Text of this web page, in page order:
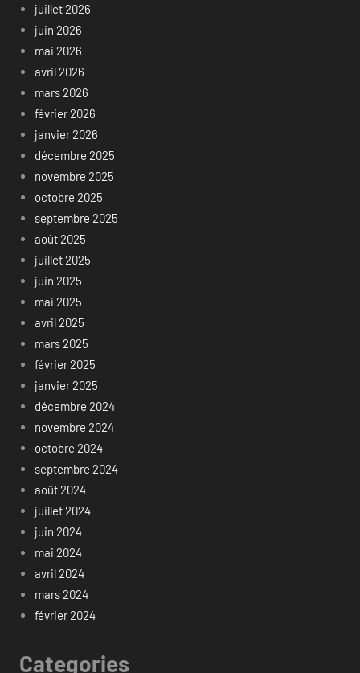
juillet 2026
juin 2026
mai 2026
avril 2026
mars 2026
février 2026
janvier 2026
décembre 2025
novembre 2025
octobre 2025
septembre 2025
août 2025
juillet 2025
juin 2025
mai 2025
avril 2025
mars 2025
février 2025
janvier 2025
décembre 2024
novembre 2024
octobre 2024
septembre 2024
août 2024
juillet 2024
juin 2024
mai 2024
avril 2024
mars 2024
février 2024
Categories